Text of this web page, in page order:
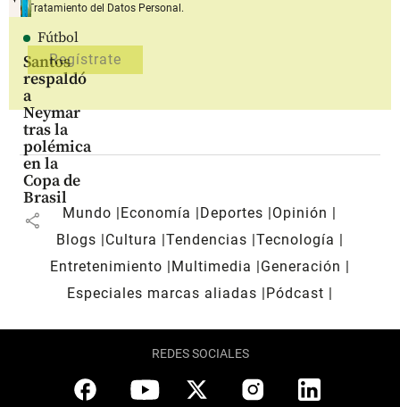
Fútbol
Santos
respaldó
a
Neymar
tras la
polémica
en la
Copa de
Brasil
share
Tratamiento del Datos Personal.
Mundo Economía Deportes
Opinión
Blogs
Cultura Tendencias Tecnología
Entretenimiento
Multimedia
Generación
Especiales marcas aliadas
Pódcast
REDES SOCIALES